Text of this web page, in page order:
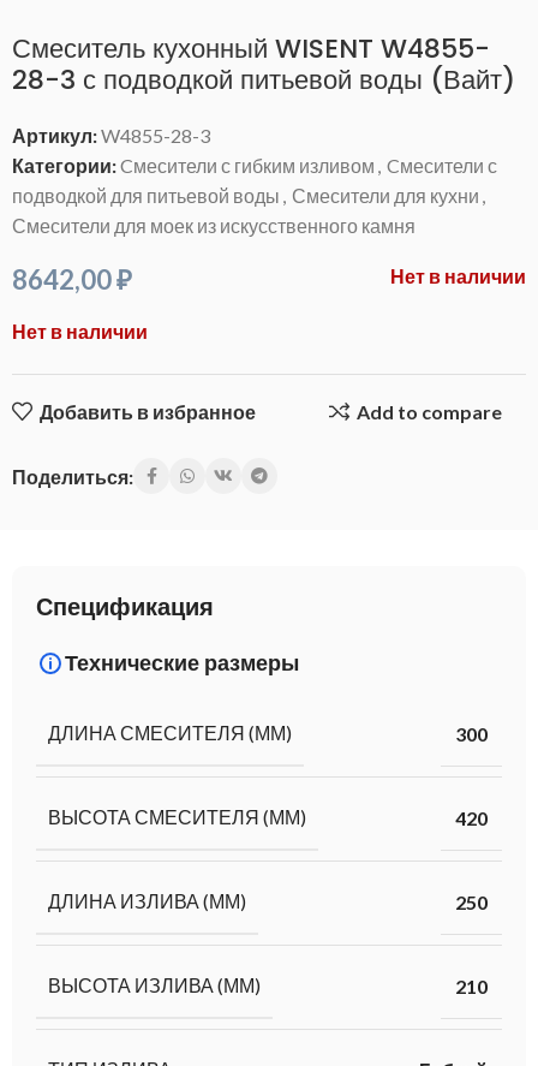
Смеситель кухонный WISENT W4855-
28-3 с подводкой питьевой воды (Вайт)
Артикул:W4855-28-3
Категории:Cмесители с гибким изливом , Cмесители с
подводкой для питьевой воды , Смесители для кухни ,
Смесители для моек из искусственного камня
8642,00₽ Нет в наличии
Нет в наличии
Добавить в избранное Add to compare
Поделиться:
Спецификация
Технические размеры
ДЛИНА СМЕСИТЕЛЯ (ММ) 300
ВЫСОТА СМЕСИТЕЛЯ (ММ) 420
ДЛИНА ИЗЛИВА (ММ) 250
ВЫСОТА ИЗЛИВА (ММ) 210